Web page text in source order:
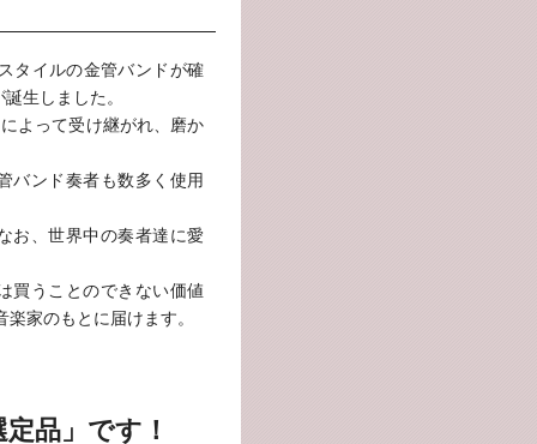
タイルの金管バンドが確
生しました。
よって受け継がれ、磨か
バンド奏者も数多く使用
お、世界中の奏者達に愛
買うことのできない価値
家のもとに届けます。
品」です！